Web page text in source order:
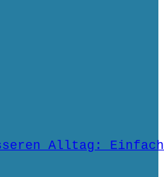
Alltag: